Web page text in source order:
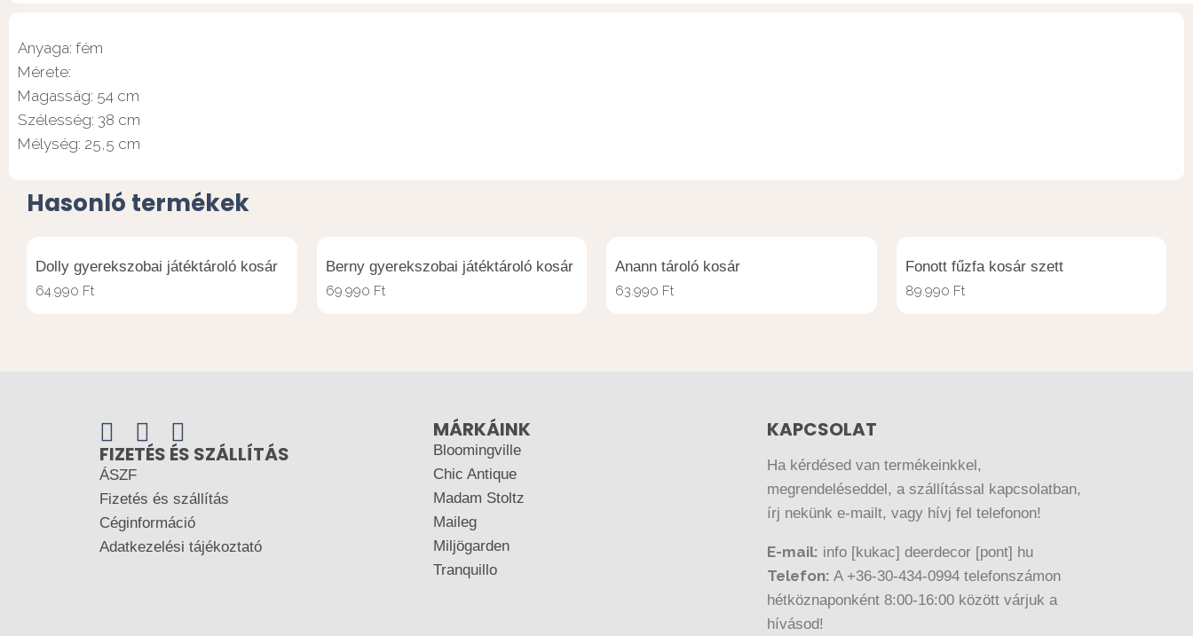
Anyaga: fém
Mérete:
Magasság: 54 cm
Szélesség: 38 cm
Mélység: 25,5 cm
Hasonló termékek
Dolly gyerekszobai játéktároló kosár
64.990 Ft
Berny gyerekszobai játéktároló kosár
69.990 Ft
Anann tároló kosár
63.990 Ft
Fonott fűzfa kosár szett
89.990 Ft
FIZETÉS ÉS SZÁLLÍTÁS
ÁSZF
Fizetés és szállítás
Céginformáció
Adatkezelési tájékoztató
MÁRKÁINK
Bloomingville
Chic Antique
Madam Stoltz
Maileg
Miljögarden
Tranquillo
KAPCSOLAT
Ha kérdésed van termékeinkkel,
megrendeléseddel, a szállítással kapcsolatban,
írj nekünk e-mailt, vagy hívj fel telefonon!
E-mail: info [kukac] deerdecor [pont] hu
Telefon: A +36-30-434-0994 telefonszámon
hétköznaponként 8:00-16:00 között várjuk a
hívásod!